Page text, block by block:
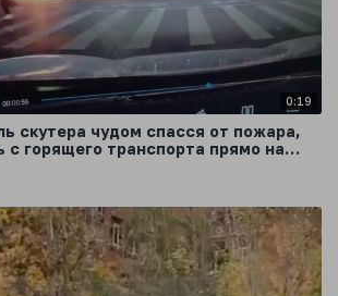
0:19
скутера чудом спасся от пожара,
с горящего транспорта прямо на